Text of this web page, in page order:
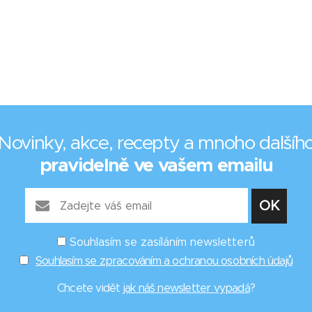
akce, recepty a mnoho
pravidelně ve vašem emailu
Souhlasím se zasíláním newsletterů
Souhlasím se zpracováním a ochranou osobních údajů
Chcete vidět jak náš newsletter vypadá?